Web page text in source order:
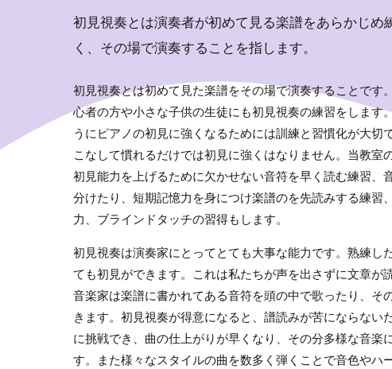
初見視奏とは演奏者が初めて見る楽譜をあらかじめ
く、その場で演奏することを指します。
初見視奏とは初めて見た楽譜をその場で演奏することです
心者の方や小さな子供の生徒にも初見視奏の練習をします
うにピアノの初見に強くなるためには訓練と習慣化が大切
こなして慣れるだけでは初見に強くはなりません。当教室
初見能力を上げるために欠かせない音符を早く読む練習、
分けたり、短期記憶力を身につけ楽譜のを先読みする練習
力、ブラインドタッチの習得もします。
初見視奏は演奏家にとってとても大事な能力です。熟練し
ても初見ができます。これは私たちが声を出さずに文章が
音楽家は楽譜に書かれてある音符を頭の中で歌ったり、そ
きます。初見視奏が得意になると、譜読みが苦にならない
に挑戦でき、曲の仕上がりが早くなり、その分多様な音楽
す。また様々なスタイルの曲を数多く弾くことで音色やハ